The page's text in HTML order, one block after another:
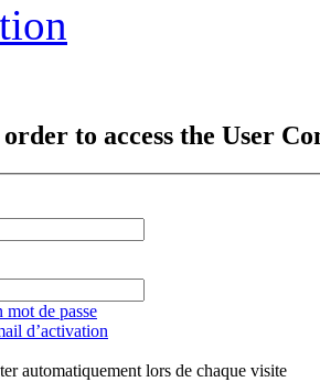
to access the User
mot de passe
d’activation
automatiquement lors de chaque visite